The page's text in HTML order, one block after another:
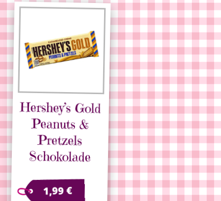
Hershey’s Gold
Peanuts &
Pretzels
Schokolade
1,99€